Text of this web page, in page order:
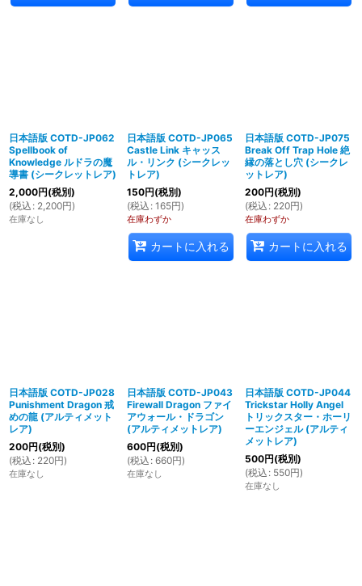
日本語版 COTD-JP062
Spellbook of
Knowledge ルドラの魔
導書 (シークレットレア)
2,000円(税別)
(税込 : 2,200円)
在庫なし
日本語版 COTD-JP065
Castle Link キャッス
ル・リンク (シークレッ
トレア)
150円(税別)
(税込 : 165円)
在庫わずか
カートに入れる
日本語版 COTD-JP075
Break Off Trap Hole 絶
縁の落とし穴 (シークレ
ットレア)
200円(税別)
(税込 : 220円)
在庫わずか
カートに入れる
日本語版 COTD-JP028
Punishment Dragon 戒
めの龍 (アルティメット
レア)
200円(税別)
(税込 : 220円)
在庫なし
日本語版 COTD-JP043
Firewall Dragon ファイ
アウォール・ドラゴン
(アルティメットレア)
600円(税別)
(税込 : 660円)
在庫なし
日本語版 COTD-JP044
Trickstar Holly Angel
トリックスター・ホーリ
ーエンジェル (アルティ
メットレア)
500円(税別)
(税込 : 550円)
在庫なし